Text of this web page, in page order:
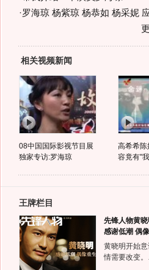
·罗海琼 杨紫琼 杨恭如 杨采妮
相关视频新闻
08中国国际影视节目展
独家专访:罗海琼
高希希陈
容竟有"
王牌栏目
先锋人物黄晓
感谢低潮 偶
黄晓明开始
情需要改变